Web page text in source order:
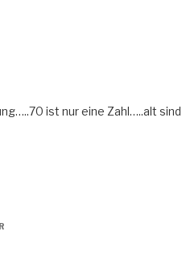
ist nur eine Zahl…..alt